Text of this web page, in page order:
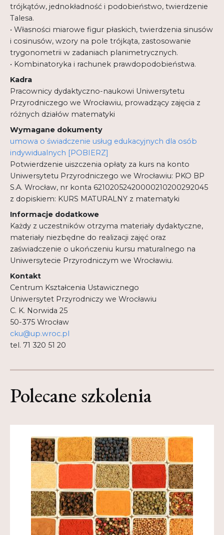
trójkątów, jednokładność i podobieństwo, twierdzenie
Talesa.
• Własności miarowe figur płaskich, twierdzenia sinusów
i cosinusów, wzory na pole trójkąta, zastosowanie
trygonometrii w zadaniach planimetrycznych.
• Kombinatoryka i rachunek prawdopodobieństwa.
Kadra
Pracownicy dydaktyczno-naukowi Uniwersytetu
Przyrodniczego we Wrocławiu, prowadzący zajęcia z
różnych działów matematyki
Wymagane dokumenty
umowa o świadczenie usług edukacyjnych dla osób
indywidualnych [POBIERZ]
Potwierdzenie uiszczenia opłaty za kurs na konto
Uniwersytetu Przyrodniczego we Wrocławiu: PKO BP
S.A. Wrocław, nr konta 62102052420000210200292045
z dopiskiem: KURS MATURALNY z matematyki
Informacje dodatkowe
Każdy z uczestników otrzyma materiały dydaktyczne,
materiały niezbędne do realizacji zajęć oraz
zaświadczenie o ukończeniu kursu maturalnego na
Uniwersytecie Przyrodniczym we Wrocławiu.
Kontakt
Centrum Kształcenia Ustawicznego
Uniwersytet Przyrodniczy we Wrocławiu
C. K. Norwida 25
50-375 Wrocław
cku@up.wroc.pl
tel. 71 320 51 20